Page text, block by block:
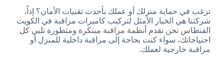
ترغب في حماية منزلك أو عملك بأحدث تقنيات الأمان؟ إذاً،
شركتنا هي الخيار الأمثل لتركيب كاميرات مراقبة في الكويت
الفنطاس نحن نقدم أنظمة مراقبة مبتكرة ومتطورة تلبي كل
احتياجاتك، سواء كنت بحاجة إلى مراقبة داخلية للمنزل أو
مراقبة خارجية لعملك.